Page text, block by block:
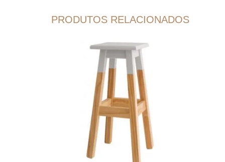
PRODUTOS RELACIONADOS